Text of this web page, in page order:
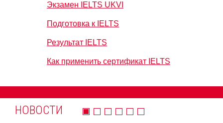
Экзамен IELTS UKVI
Подготовка к IELTS
Результат IELTS
Как применить сертификат IELTS
НОВОСТИ